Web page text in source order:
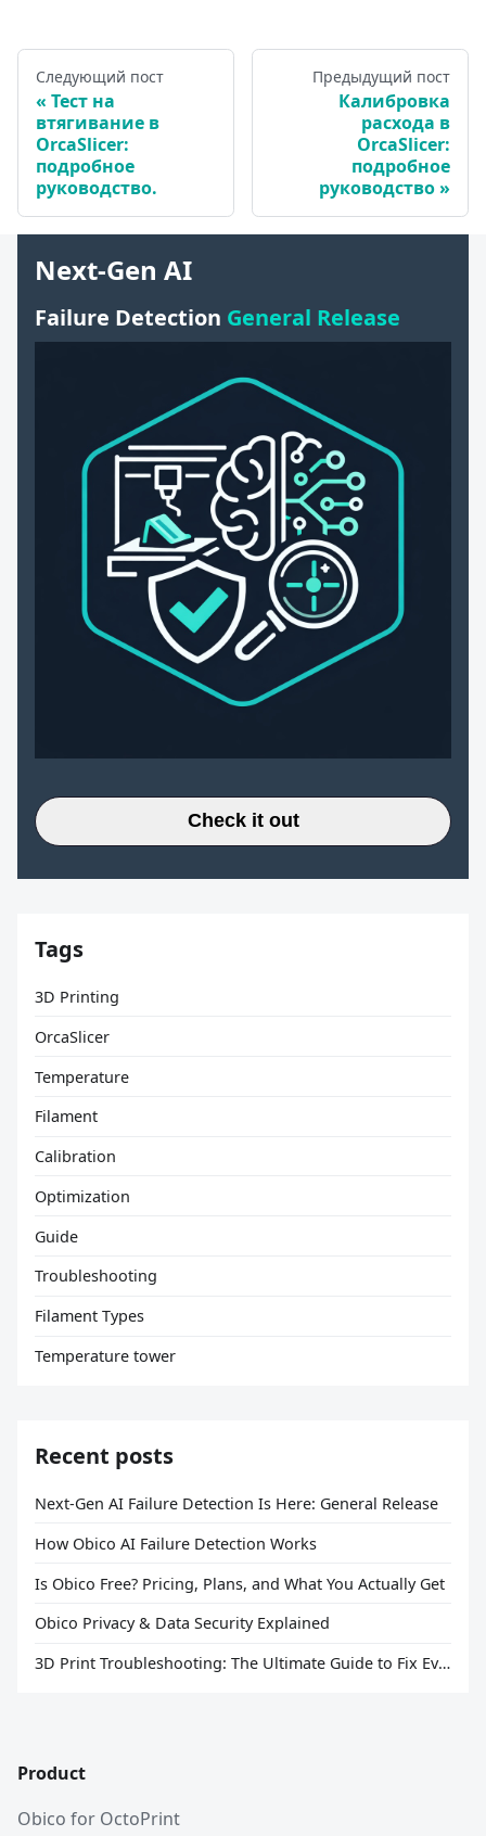
Следующий пост
Тест на
втягивание в
OrcaSlicer:
подробное
руководство.
Предыдущий пост
Калибровка
расхода в
OrcaSlicer:
подробное
руководство
Next-Gen AI
Failure Detection General Release
Check it out
Tags
3D Printing
OrcaSlicer
Temperature
Filament
Calibration
Optimization
Guide
Troubleshooting
Filament Types
Temperature tower
Recent posts
Next-Gen AI Failure Detection Is Here: General Release
How Obico AI Failure Detection Works
Is Obico Free? Pricing, Plans, and What You Actually Get
Obico Privacy & Data Security Explained
3D Print Troubleshooting: The Ultimate Guide to Fix Every Common Problem [2026]
Product
Obico for OctoPrint